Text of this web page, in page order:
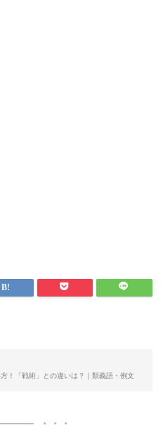
！「戦術」との違いは？｜類義語・例文